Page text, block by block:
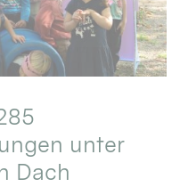
unter
Dach